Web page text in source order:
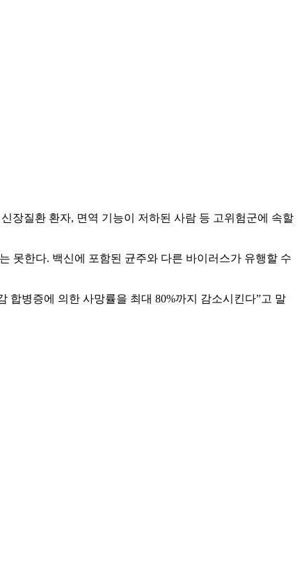
장질환 환자, 면역 기능이 저하된 사람 등 고위험군에 속할
못한다. 백신에 포함된 균주와 다른 바이러스가 유행할 수
합병증에 의한 사망률을 최대 80%까지 감소시킨다”고 말